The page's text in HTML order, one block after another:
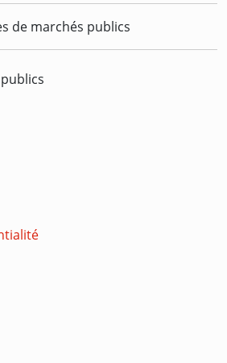
de marchés publics